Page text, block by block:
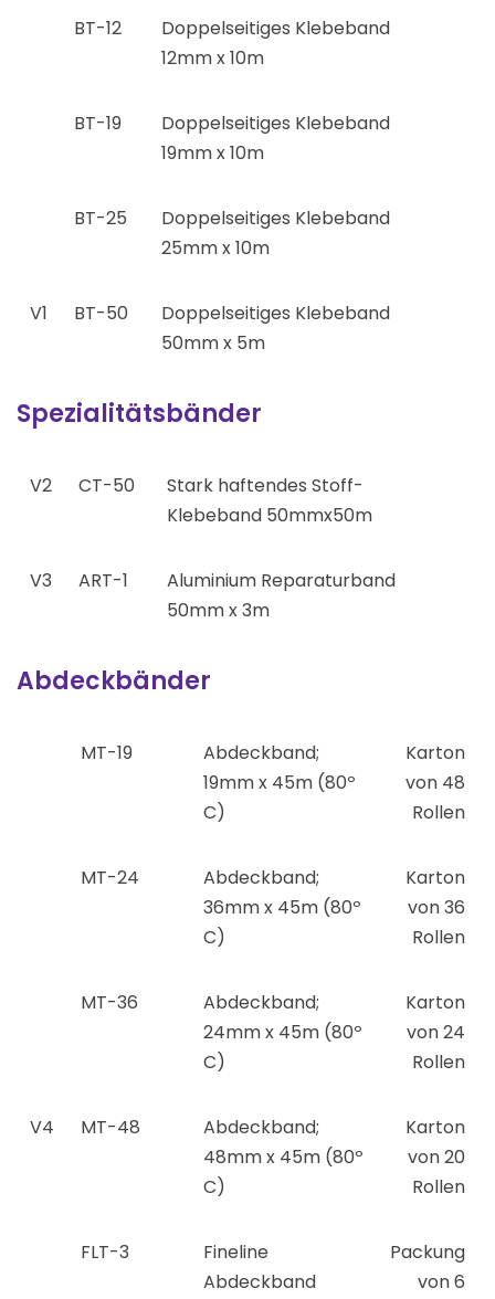
BT-12
Doppelseitiges Klebeband
12mm x 10m
BT-19
Doppelseitiges Klebeband
19mm x 10m
BT-25
Doppelseitiges Klebeband
25mm x 10m
V1 BT-50
Doppelseitiges Klebeband
50mm x 5m
Spezialitätsbänder
V2 CT-50
Stark haftendes Stoff-
Klebeband 50mmx50m
V3 ART-1
Aluminium Reparaturband
50mm x 3m
Abdeckbänder
MT-19
Abdeckband;
19mm x 45m (80º
C)
Karton
von 48
Rollen
MT-24
Abdeckband;
36mm x 45m (80º
C)
Karton
von 36
Rollen
MT-36
Abdeckband;
24mm x 45m (80º
C)
Karton
von 24
Rollen
V4 MT-48
Abdeckband;
48mm x 45m (80º
C)
Karton
von 20
Rollen
FLT-3
Fineline
Abdeckband
Packung
von 6